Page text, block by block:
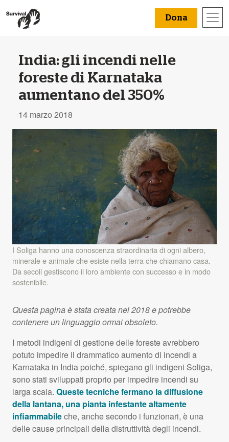
Dona
India: gli incendi nelle
foreste di Karnataka
aumentano del 350%
14 marzo 2018
I Soliga hanno una conoscenza straordinaria di ogni albero,
minerale e animale che esiste nella terra che chiamano casa.
Da secoli gestiscono il loro ambiente con successo e in modo
sostenibile.
Questa pagina è stata creata nel 2018 e potrebbe
contenere un linguaggio ormai obsoleto.
I metodi indigeni di gestione delle foreste avrebbero
potuto impedire il drammatico aumento di incendi a
Karnataka in India poiché, spiegano gli indigeni Soliga,
sono stati sviluppati proprio per impedire incendi su
larga scala. Queste tecniche fermano la diffusione
della lantana, una pianta infestante altamente
infiammabileche, anche secondo i funzionari, è una
delle cause principali della distruttività degli incendi.